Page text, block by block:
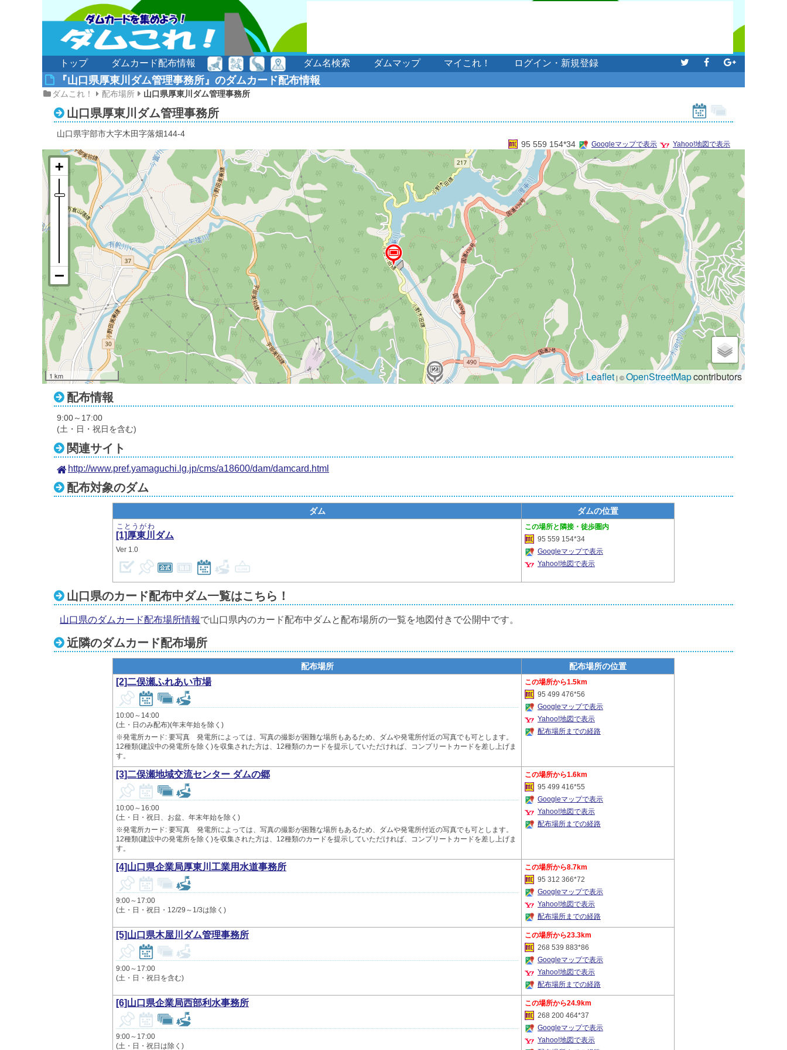
トップ ダムカード配布情報 ダム名検索 ダムマップ マイこれ！ ログイン・新規登録
『山口県厚東川ダム管理事務所』のダムカード配布情報
ダムこれ！ 配布場所 山口県厚東川ダム管理事務所
山口県厚東川ダム管理事務所
山口県宇部市大字木田字落畑144-4
Yahoo!地図で表示
Googleマップで表示
95 559 154*34
3
2
1
1 km Leaflet | ©OpenStreetMapcontributors
配布情報
9:00～17:00
(土・日・祝日を含む)
関連サイト
http://www.pref.yamaguchi.lg.jp/cms/a18600/dam/damcard.html
配布対象のダム
ダム ダムの位置
[1]厚東川
ことうがわ
ダム
1.0
隣接・徒歩圏内
95 559 154*34
Googleマップで表示
Yahoo!地図で表示
山口県のカード配布中ダム一覧はこちら！
山口県のダムカード配布場所情報で山口県内のカード配布中ダムと配布場所の一覧を地図付きで公開中です。
近隣のダムカード配布場所
配布場所 配布場所の位置
[2]二俣瀬ふれあい市場
10:00～14:00
(土・日のみ配布)(年末年始を除く)
※発電所カード: 要写真 発電所によっては、写真の撮影が困難な場所もあるため、ダムや発電所付近の写真でも可とします。
12種類(建設中の発電所を除く)を収集された方は、12種類のカードを提示していただければ、コンプリートカードを差し上げま
す。
1.5km
95 499 476*56
Googleマップで表示
Yahoo!地図で表示
配布場所までの経路
[3]二俣瀬地域交流センター ダムの郷
10:00～16:00
(土・日・祝日、お盆、年末年始を除く)
※発電所カード: 要写真 発電所によっては、写真の撮影が困難な場所もあるため、ダムや発電所付近の写真でも可とします。
12種類(建設中の発電所を除く)を収集された方は、12種類のカードを提示していただければ、コンプリートカードを差し上げま
す。
1.6km
95 499 416*55
Googleマップで表示
Yahoo!地図で表示
配布場所までの経路
[4]山口県企業局厚東川工業用水道事務所
9:00～17:00
(土・日・祝日・12/29～1/3は除く)
8.7km
95 312 366*72
Googleマップで表示
Yahoo!地図で表示
配布場所までの経路
[5]山口県木屋川ダム管理事務所
9:00～17:00
(土・日・祝日を含む)
23.3km
268 539 883*86
Googleマップで表示
Yahoo!地図で表示
配布場所までの経路
[6]山口県企業局西部利水事務所
9:00～17:00
(土・日・祝日は除く)
24.9km
268 200 464*37
Googleマップで表示
Yahoo!地図で表示